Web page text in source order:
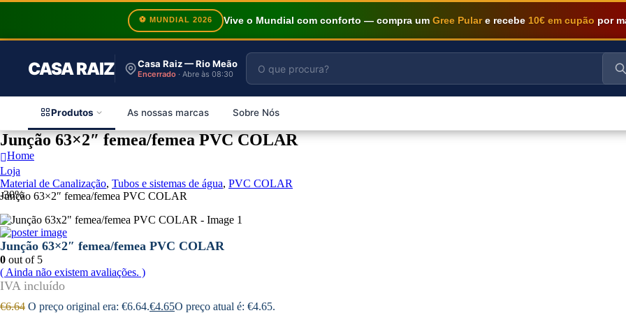
⚽ MUNDIAL 2026 Vive o Mundial com conforto — compra um Gree Pulare recebe 10€ em cupão por
CASA RAIZ Casa Raiz — Rio Meão
Encerrado · Abre às 08:30
Produtos As nossas marcas Sobre Nós
Junção 63×2″ femea/femea PVC COLAR
Home
Loja
Material de Canalização, Tubos e sistemas de água, PVC COLAR
Junção 63×2″ femea/femea PVC COLAR
-30%
Junção 63×2″ femea/femea PVC COLAR
0 out of 5
( Ainda não existem avaliações. )
€6.64 O preço original era: €6.64.€4.65O preço atual é: €4.65.